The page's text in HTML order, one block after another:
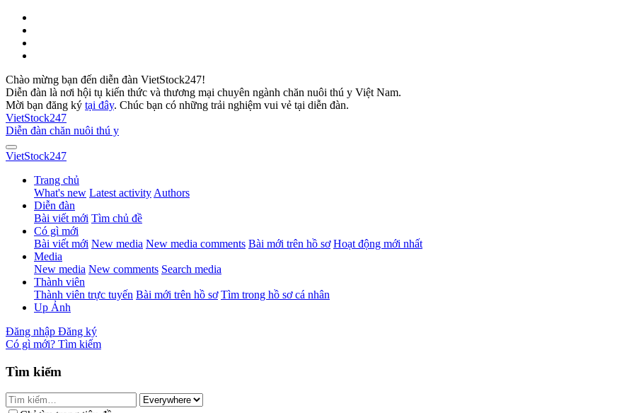
Chào mừng bạn đến diễn đàn VietStock247!
Diễn đàn là nơi hội tụ kiến thức và thương mại chuyên ngành chăn nuôi thú y Việt Nam.
Mời bạn đăng ký tại đây. Chúc bạn có những trải nghiệm vui vẻ tại diễn đàn.
VietStock247
Diễn đàn chăn nuôi thú y
VietStock247
Trang chủ
What's new Latest activity Authors
Diễn đàn
Bài viết mới Tìm chủ đề
Có gì mới
Bài viết mới New media New media comments Bài mới trên hồ sơ Hoạt động mới nhất
Media
New media New comments Search media
Thành viên
Thành viên trực tuyến Bài mới trên hồ sơ Tìm trong hồ sơ cá nhân
Up Ảnh
Đăng nhập Đăng ký
Có gì mới? Tìm kiếm
Tìm kiếm